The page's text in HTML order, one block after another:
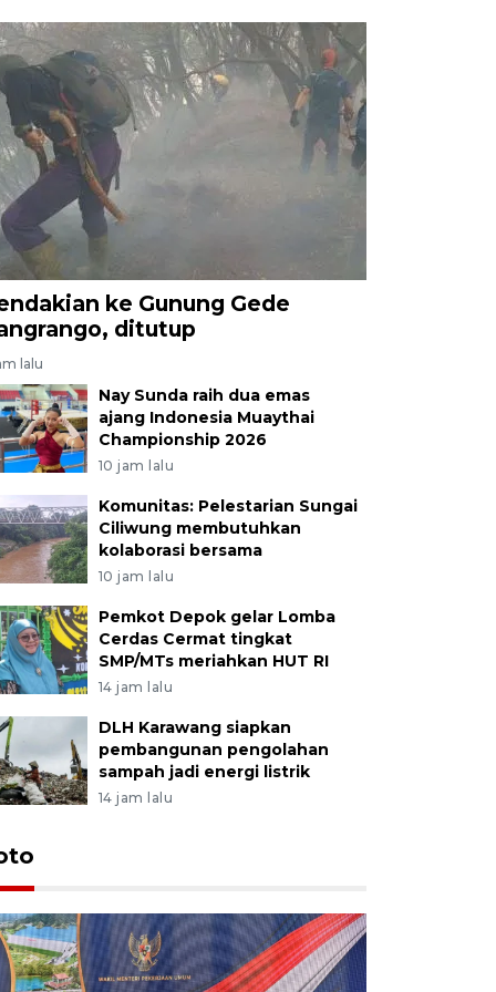
ke Gunung Gede
ditutup
lalu
Nay Sunda raih dua emas
ajang Indonesia Muaythai
Championship 2026
10 jam lalu
Komunitas: Pelestarian Sungai
Ciliwung membutuhkan
kolaborasi bersama
10 jam lalu
Pemkot Depok gelar Lomba
Cerdas Cermat tingkat
SMP/MTs meriahkan HUT RI
14 jam lalu
DLH Karawang siapkan
pembangunan pengolahan
sampah jadi energi listrik
14 jam lalu